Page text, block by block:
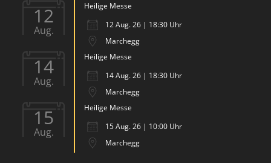
12
Aug.
Heilige Messe
12 Aug. 26 | 18:30 Uhr
Marchegg
14
Aug.
Heilige Messe
14 Aug. 26 | 18:30 Uhr
Marchegg
15
Aug.
Heilige Messe
15 Aug. 26 | 10:00 Uhr
Marchegg